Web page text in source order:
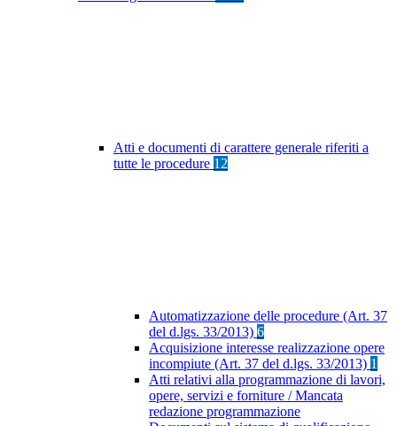
Atti e documenti di carattere generale riferiti a
tutte le procedure 12
Automatizzazione delle procedure (Art. 37
del d.lgs. 33/2013) 6
Acquisizione interesse realizzazione opere
incompiute (Art. 37 del d.lgs. 33/2013) 1
Atti relativi alla programmazione di lavori,
opere, servizi e forniture / Mancata
redazione programmazione